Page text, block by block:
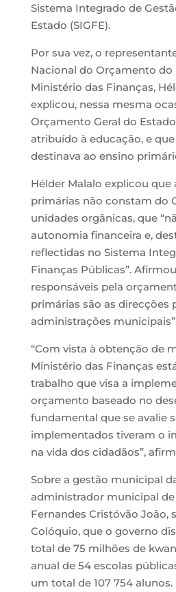
Sistema Integrado de
Estado (SIGFE).
Por sua vez, o
Nacional do Orçamento do
Ministério das Finanças,
explicou, nessa mesma
Orçamento Geral do
atribuído à educação, e que
destinava ao ensino
Hélder Malalo explicou que
primárias não constam do
unidades orgânicas, que
autonomia financeira e,
reflectidas no Sistema
Finanças Públicas”.
responsáveis pela
primárias são as direcções
administrações
“Com vista à obtenção de
Ministério das Finanças
trabalho que visa a
orçamento baseado no
fundamental que se avalie
implementados tiveram o
na vida dos cidadãos”,
Sobre a gestão municipal
administrador municipal de
Fernandes Cristóvão João,
Colóquio, que o governo
total de 75 milhões de
anual de 54 escolas
um total de 107 754 alunos.